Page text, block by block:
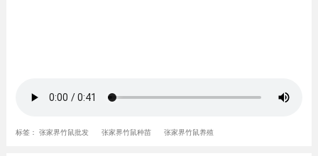
标签： 张家界竹鼠批发 张家界竹鼠种苗 张家界竹鼠养殖